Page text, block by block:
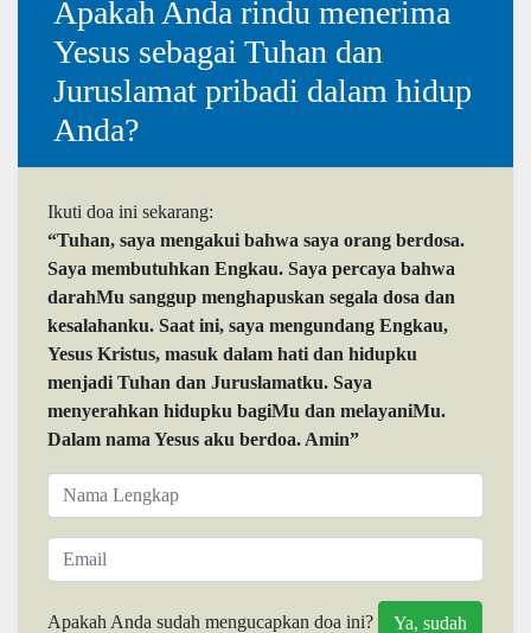
Apakah Anda rindu menerima
Yesus sebagai Tuhan dan
Juruslamat pribadi dalam hidup
Anda?
Ikuti doa ini sekarang:
“Tuhan, saya mengakui bahwa saya orang berdosa.
Saya membutuhkan Engkau. Saya percaya bahwa
darahMu sanggup menghapuskan segala dosa dan
kesalahanku. Saat ini, saya mengundang Engkau,
Yesus Kristus, masuk dalam hati dan hidupku
menjadi Tuhan dan Juruslamatku. Saya
menyerahkan hidupku bagiMu dan melayaniMu.
Dalam nama Yesus aku berdoa. Amin”
Apakah Anda sudah mengucapkan doa ini?